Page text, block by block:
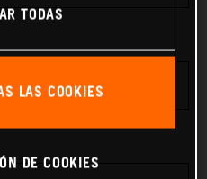
TODAS
LAS COOKIES
DE COOKIES